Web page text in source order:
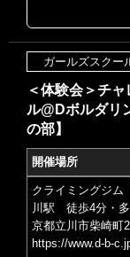
ガールズスクー
＜体験会＞チ
ル@Dボルダリ
の部】
開催場所
クライミングジ
川駅 徒歩4分・
京都立川市柴崎
https://www.d-b-